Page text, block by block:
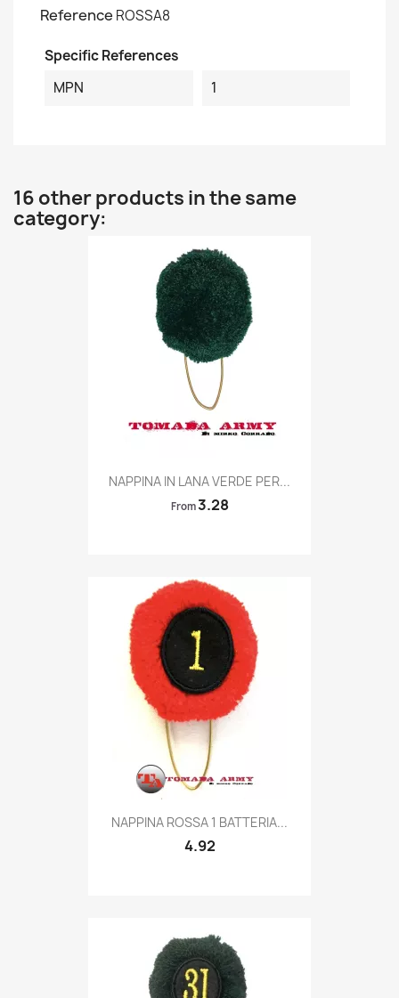
Reference ROSSA8
Specific References
MPN
1
16 other products in the same
category:
Quick view
NAPPINA IN LANA VERDE PER...
From3.28
Quick view
NAPPINA ROSSA 1 BATTERIA...
4.92